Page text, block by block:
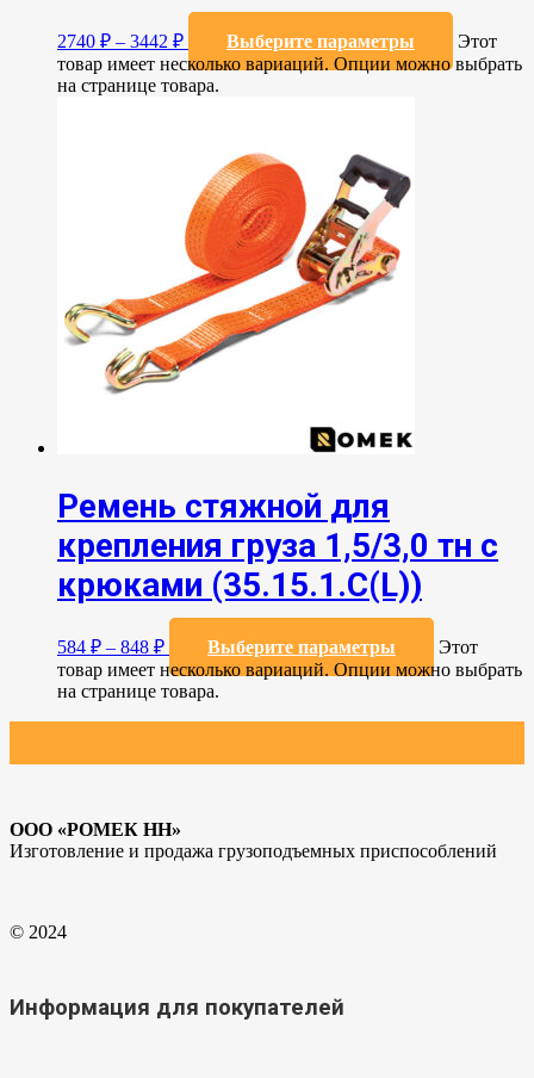
2740 ₽ – 3442 ₽ Выберите параметры
Этот
товар имеет несколько вариаций. Опции можно выбрать
на странице товара.
Ремень стяжной для
крепления груза 1,5/3,0 тн с
крюками (35.15.1.C(L))
584 ₽ – 848 ₽ Выберите параметры
Этот
товар имеет несколько вариаций. Опции можно выбрать
на странице товара.
ООО «РОМЕК НН»
Изготовление и продажа грузоподъемных приспособлений
© 2024
Информация для покупателей